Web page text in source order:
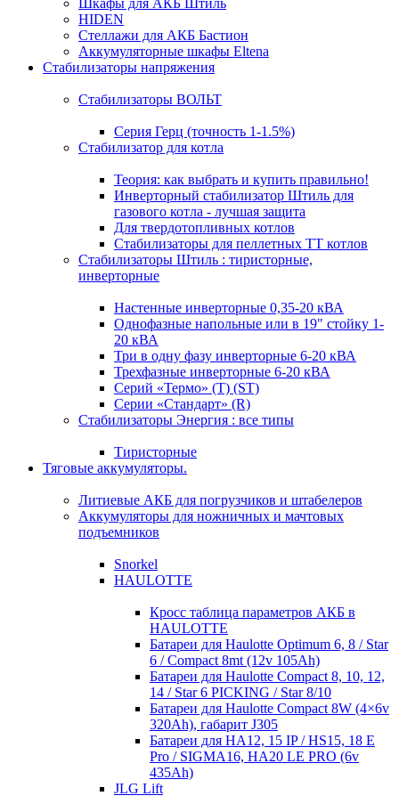
Шкафы для АКБ Штиль
HIDEN
Стеллажи для АКБ Бастион
Аккумуляторные шкафы Eltena
Стабилизаторы напряжения
Стабилизаторы ВОЛЬТ
Серия Герц (точность 1-1.5%)
Стабилизатор для котла
Теория: как выбрать и купить правильно!
Инверторный стабилизатор Штиль для
газового котла - лучшая защита
Для твердотопливных котлов
Стабилизаторы для пеллетных ТТ котлов
Стабилизаторы Штиль : тиристорные,
инверторные
Настенные инверторные 0,35-20 кВА
Однофазные напольные или в 19" стойку 1-
20 кВА
Три в одну фазу инверторные 6-20 кВА
Трехфазные инверторные 6-20 кВА
Серий «Термо» (T) (ST)
Серии «Стандарт» (R)
Стабилизаторы Энергия : все типы
Тиристорные
Тяговые аккумуляторы.
Литиевые АКБ для погрузчиков и штабелеров
Аккумуляторы для ножничных и мачтовых
подъемников
Snorkel
HAULOTTE
Кросc таблица параметров АКБ в
HAULOTTE
Батареи для Haulotte Optimum 6, 8 / Star
6 / Compact 8mt (12v 105Ah)
Батареи для Haulotte Compact 8, 10, 12,
14 / Star 6 PICKING / Star 8/10
Батареи для Haulotte Compact 8W (4×6v
320Ah), габарит J305
Батареи для HA12, 15 IP / HS15, 18 E
Pro / SIGMA16, HA20 LE PRO (6v
435Ah)
JLG Lift